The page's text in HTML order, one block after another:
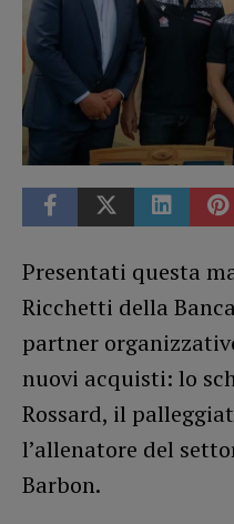
Presentati questa
Ricchetti della
partner
nuovi acquisti: lo
Rossard, il
l’allenatore del
Barbon.